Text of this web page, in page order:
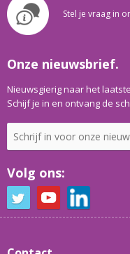
Stel je vraag in
Onze nieuwsbrief.
Nieuwsgierig naar het
Schijf je in en ontvang de
Volg ons: